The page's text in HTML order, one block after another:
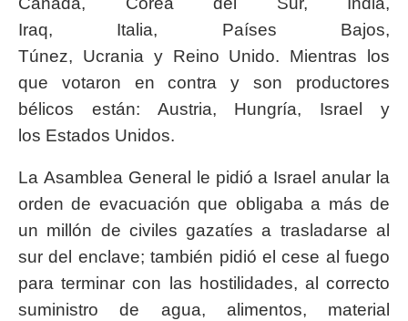
Iraq, Italia, Países Bajos,
Túnez, Ucrania y Reino Unido. Mientras los
que votaron en contra y son productores
bélicos están: Austria, Hungría, Israel y
los Estados Unidos.
La Asamblea General le pidió a Israel anular la
orden de evacuación que obligaba a más de
un millón de civiles gazatíes a trasladarse al
sur del enclave; también pidió el cese al fuego
para terminar con las hostilidades, al correcto
suministro de agua, alimentos, material